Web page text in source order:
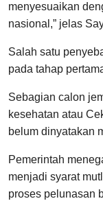
menyesuaikan
nasional,” jelas
Salah satu
pada tahap
Sebagian calon
kesehatan atau
belum dinyatakan
Pemerintah
menjadi syarat
proses pelunasan